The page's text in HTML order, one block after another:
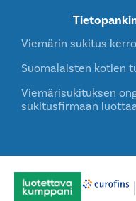
Viemärin sukitus
Suomalaisten kotien
Viemärisukituksen
sukitusfirmaan